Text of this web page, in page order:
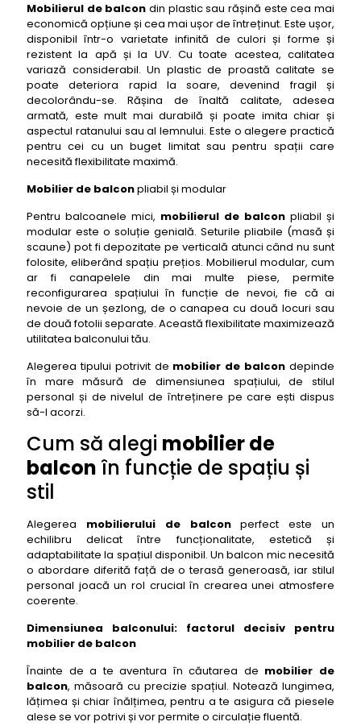
Mobilierul de balcon din plastic sau rășină este cea mai
economică opțiune și cea mai ușor de întreținut. Este ușor,
disponibil într-o varietate infinită de culori și forme și
rezistent la apă și la UV. Cu toate acestea, calitatea
variază considerabil. Un plastic de proastă calitate se
poate deteriora rapid la soare, devenind fragil și
decolorându-se. Rășina de înaltă calitate, adesea
armată, este mult mai durabilă și poate imita chiar și
aspectul ratanului sau al lemnului. Este o alegere practică
pentru cei cu un buget limitat sau pentru spații care
necesită flexibilitate maximă.
Mobilier de balconpliabil și modular
Pentru balcoanele mici, mobilierul de balcon pliabil și
modular este o soluție genială. Seturile pliabile (masă și
scaune) pot fi depozitate pe verticală atunci când nu sunt
folosite, eliberând spațiu prețios. Mobilierul modular, cum
ar fi canapelele din mai multe piese, permite
reconfigurarea spațiului în funcție de nevoi, fie că ai
nevoie de un șezlong, de o canapea cu două locuri sau
de două fotolii separate. Această flexibilitate maximizează
utilitatea balconului tău.
Alegerea tipului potrivit de mobilier de balcon depinde
în mare măsură de dimensiunea spațiului, de stilul
personal și de nivelul de întreținere pe care ești dispus
să-l acorzi.
Cum să alegi mobilier de
balcon în funcție de spațiu și
stil
Alegerea mobilierului de balconperfect este un
echilibru delicat între funcționalitate, estetică și
adaptabilitate la spațiul disponibil. Un balcon mic necesită
o abordare diferită față de o terasă generoasă, iar stilul
personal joacă un rol crucial în crearea unei atmosfere
coerente.
Dimensiunea balconului: factorul decisiv pentru
mobilier de balcon
Înainte de a te aventura în căutarea de mobilier de
balcon, măsoară cu precizie spațiul. Notează lungimea,
lățimea și chiar înălțimea, pentru a te asigura că piesele
alese se vor potrivi și vor permite o circulație fluentă.